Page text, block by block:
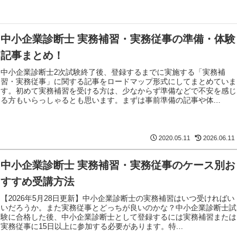
中小企業診断士 実務補習・実務従事の準備・体験
記事まとめ！
中小企業診断士2次試験終了後、登録するまでに実施する「実務補
習・実務従事」に関する記事をロードマップ形式にしてまとめていま
す。初めて実務補習を受ける方は、少なからず準備などで不安を感じ
る方もいらっしゃるとも思います。まずは事前準備の記事や体...
2020.05.11 2026.06.11
中小企業診断士 実務補習・実務従事のケース別お
すすめ受講方法
【2026年5月28日更新】中小企業診断士の実務補習はいつ受ければい
いだろうか。また実務従事とどっちが良いのかな？中小企業診断士試
験に合格した後、中小企業診断士として登録するには実務補習または
実務従事に15日以上に参加する必要があります。特...